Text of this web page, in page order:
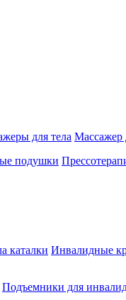
для тела Массажер
подушки
каталки Инвалидные
Подъемники для